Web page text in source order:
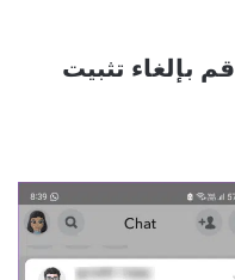
قم بإلغاء تثبيت